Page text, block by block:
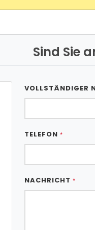
Sind Sie
VOLLSTÄNDIGER
TELEFON *
NACHRICHT *